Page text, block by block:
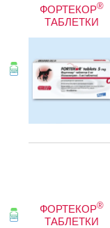
ФОРТЕКОР®
ТАБЛЕТКИ
ФОРТЕКОР®
ТАБЛЕТКИ